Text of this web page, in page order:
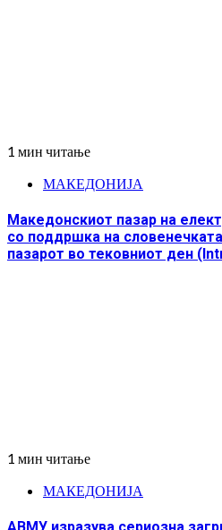
1 мин читање
МАКЕДОНИЈА
Македонскиот пазар на
со поддршка на
пазарот во тековниот ден
1 мин читање
МАКЕДОНИЈА